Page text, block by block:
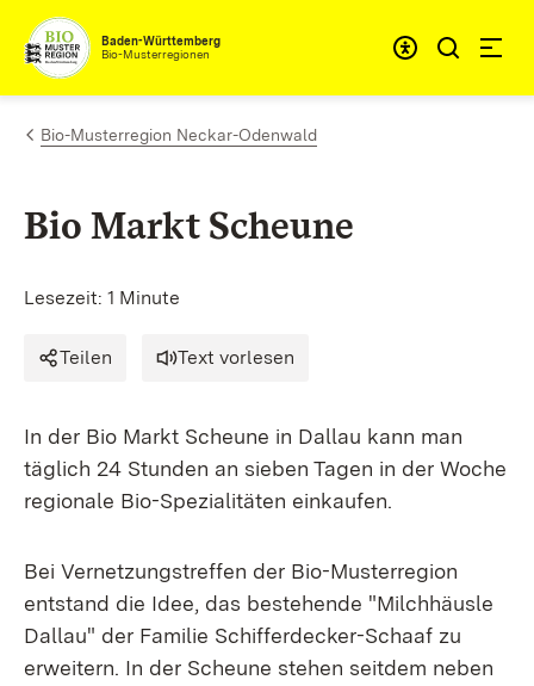
Zum Inhalt springen
Baden-Württemberg
Bio-Musterregionen
Bio-Musterregion Neckar-Odenwald
Bio Markt Scheune
Lesezeit: 1 Minute
Teilen Text vorlesen
In der Bio Markt Scheune in Dallau kann man
täglich 24 Stunden an sieben Tagen in der Woche
regionale Bio-Spezialitäten einkaufen.
Bei Vernetzungstreffen der Bio-Musterregion
entstand die Idee, das bestehende "Milchhäusle
Dallau" der Familie Schifferdecker-Schaaf zu
erweitern. In der Scheune stehen seitdem neben